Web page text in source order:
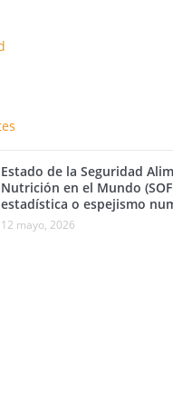
Estado de la Seguridad
Nutrición en el Mundo
estadística o espejismo
12 mayo, 2026